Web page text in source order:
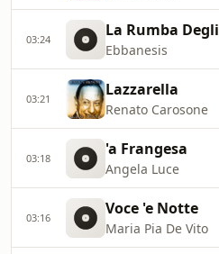
03:24 La Rumba
Ebbanesis
03:21 Lazzarella
Renato Carosone
03:18 'a Frangesa
Angela Luce
03:16 Voce 'e Notte
Maria Pia De Vito